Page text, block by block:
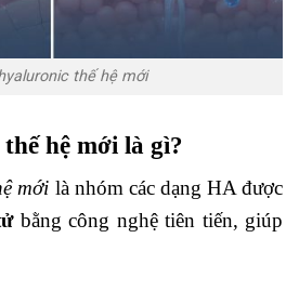
thế hệ mới
hệ mới là gì?
mới là nhóm các dạng HA được
bằng công nghệ tiên tiến, giúp